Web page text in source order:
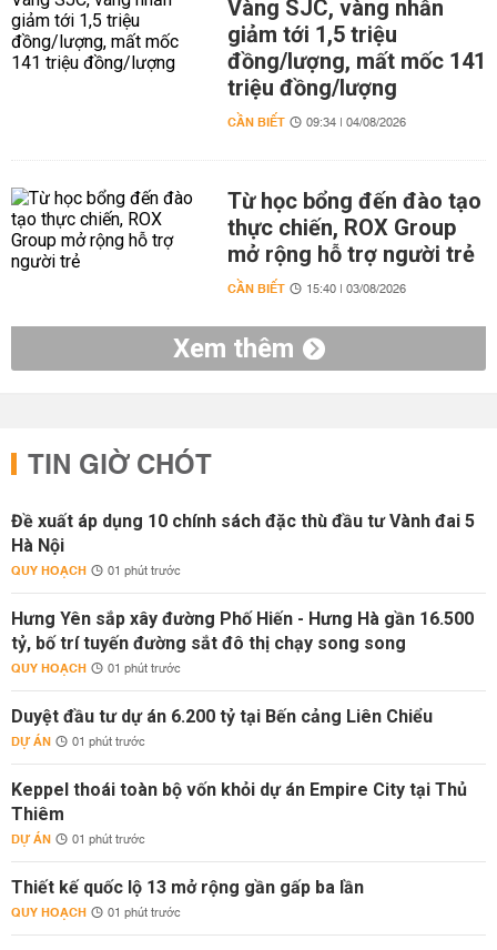
Vàng SJC, vàng nhẫn
giảm tới 1,5 triệu
đồng/lượng, mất mốc 141
triệu đồng/lượng
CẦN BIẾT 09:34 | 04/08/2026
Từ học bổng đến đào tạo
thực chiến, ROX Group
mở rộng hỗ trợ người trẻ
CẦN BIẾT 15:40 | 03/08/2026
Xem thêm
TIN GIỜ CHÓT
Đề xuất áp dụng 10 chính sách đặc thù đầu tư Vành đai 5
Hà Nội
QUY HOẠCH 01 phút trước
Hưng Yên sắp xây đường Phố Hiến - Hưng Hà gần 16.500
tỷ, bố trí tuyến đường sắt đô thị chạy song song
QUY HOẠCH 01 phút trước
Duyệt đầu tư dự án 6.200 tỷ tại Bến cảng Liên Chiểu
DỰ ÁN 01 phút trước
Keppel thoái toàn bộ vốn khỏi dự án Empire City tại Thủ
Thiêm
DỰ ÁN 01 phút trước
Thiết kế quốc lộ 13 mở rộng gần gấp ba lần
QUY HOẠCH 01 phút trước